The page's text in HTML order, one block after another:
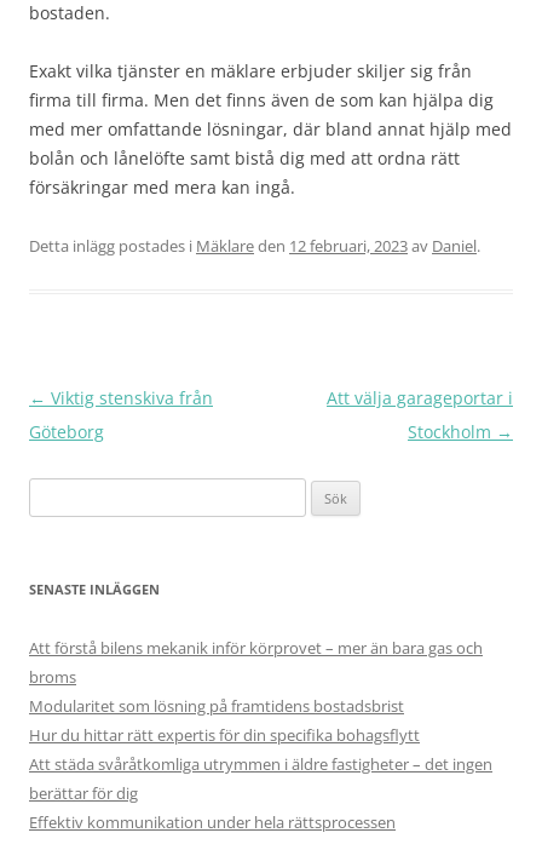
bostaden.
Exakt vilka tjänster en mäklare erbjuder skiljer sig från
firma till firma. Men det finns även de som kan hjälpa dig
med mer omfattande lösningar, där bland annat hjälp med
bolån och lånelöfte samt bistå dig med att ordna rätt
försäkringar med mera kan ingå.
Detta inlägg postades i Mäklareden 12 februari, 2023av Daniel.
Inläggsnavigering
← Viktig stenskiva från
Göteborg
Att välja garageportar i
Stockholm →
efter:
SENASTE INLÄGGEN
Att förstå bilens mekanik inför körprovet – mer än bara gas och
broms
Modularitet som lösning på framtidens bostadsbrist
Hur du hittar rätt expertis för din specifika bohagsflytt
Att städa svåråtkomliga utrymmen i äldre fastigheter – det ingen
berättar för dig
Effektiv kommunikation under hela rättsprocessen